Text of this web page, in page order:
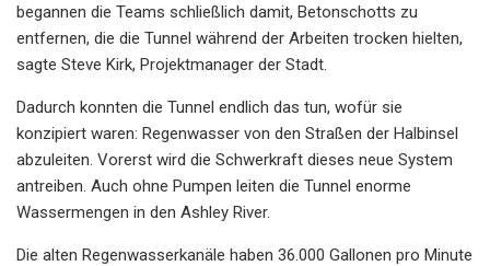
begannen die Teams schließlich damit, Betonschotts zu
entfernen, die die Tunnel während der Arbeiten trocken hielten,
sagte Steve Kirk, Projektmanager der Stadt.
Dadurch konnten die Tunnel endlich das tun, wofür sie
konzipiert waren: Regenwasser von den Straßen der Halbinsel
abzuleiten. Vorerst wird die Schwerkraft dieses neue System
antreiben. Auch ohne Pumpen leiten die Tunnel enorme
Wassermengen in den Ashley River.
Die alten Regenwasserkanäle haben 36.000 Gallonen pro Minute